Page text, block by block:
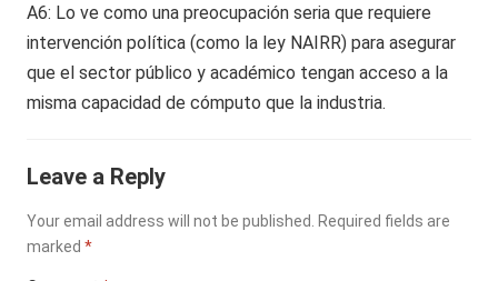
A6: Lo ve como una preocupación seria que requiere
intervención política (como la ley NAIRR) para asegurar
que el sector público y académico tengan acceso a la
misma capacidad de cómputo que la industria.
Leave a Reply
Your email address will not be published.
Required fields are
marked*